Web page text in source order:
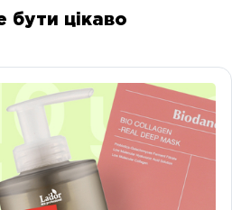
бути цікаво